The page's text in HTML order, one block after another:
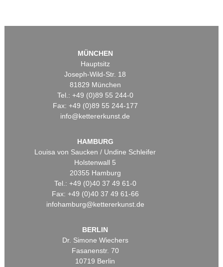
MÜNCHEN
Hauptsitz
Joseph-Wild-Str. 18
81829 München
Tel.: +49 (0)89 55 244-0
Fax: +49 (0)89 55 244-177
info@kettererkunst.de
HAMBURG
Louisa von Saucken / Undine Schleifer
Holstenwall 5
20355 Hamburg
Tel.: +49 (0)40 37 49 61-0
Fax: +49 (0)40 37 49 61-66
infohamburg@kettererkunst.de
BERLIN
Dr. Simone Wiechers
Fasanenstr. 70
10719 Berlin